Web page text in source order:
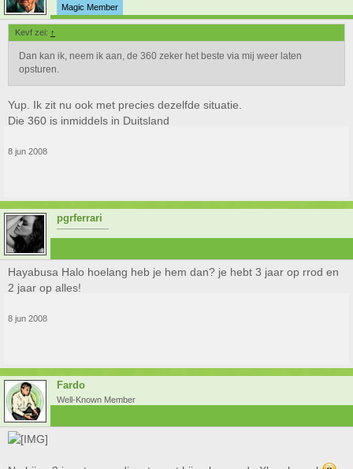
Magic Member
Kevf zei: ↑
Dan kan ik, neem ik aan, de 360 zeker het beste via mij weer laten
opsturen.
Yup. Ik zit nu ook met precies dezelfde situatie.
Die 360 is inmiddels in Duitsland
8 jun 2008
pgrferrari
¯¯¯¯¯¯¯¯¯¯¯
Hayabusa Halo hoelang heb je hem dan? je hebt 3 jaar op rrod en
2 jaar op alles!
8 jun 2008
Fardo
Well-Known Member